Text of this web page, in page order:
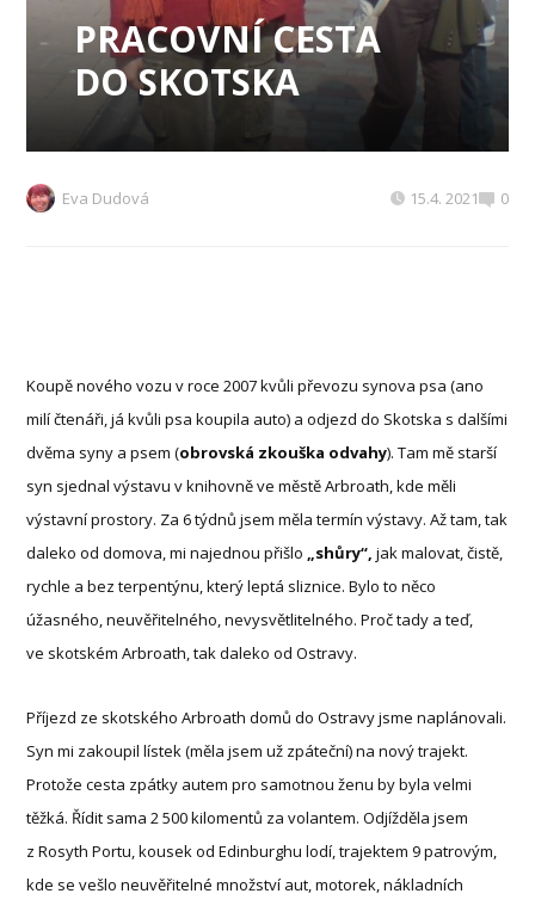
PRACOVNÍ CESTA
DO SKOTSKA
Eva Dudová 15.4. 2021 0
Koupě nového vozu v roce 2007 kvůli převozu synova psa (ano
milí čtenáři, já kvůli psa koupila auto) a odjezd do Skotska s dalšími
dvěma syny a psem (obrovská zkouška odvahy). Tam mě starší
syn sjednal výstavu v knihovně ve městě Arbroath, kde měli
výstavní prostory. Za 6 týdnů jsem měla termín výstavy. Až tam, tak
daleko od domova, mi najednou přišlo „shůry“, jak malovat, čistě,
rychle a bez terpentýnu, který leptá sliznice. Bylo to něco
úžasného, neuvěřitelného, nevysvětlitelného. Proč tady a teď,
ve skotském Arbroath, tak daleko od Ostravy.
Příjezd ze skotského Arbroath domů do Ostravy jsme naplánovali.
Syn mi zakoupil lístek (měla jsem už zpáteční) na nový trajekt.
Protože cesta zpátky autem pro samotnou ženu by byla velmi
těžká. Řídit sama 2 500 kilomentů za volantem. Odjížděla jsem
z Rosyth Portu, kousek od Edinburghu lodí, trajektem 9 patrovým,
kde se vešlo neuvěřitelné množství aut, motorek, nákladních